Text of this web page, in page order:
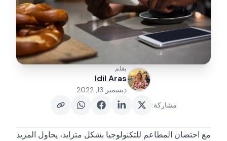
بقلم
Idil Aras
ديسمبر 13, 2022
مشاركة:
مع احتضان المطاعم للتكنولوجيا بشكل متزايد، يحاول المزيد